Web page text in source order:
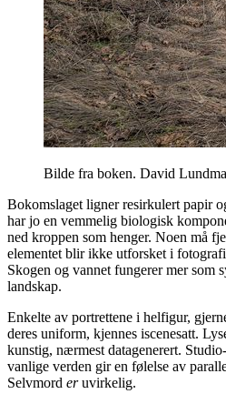
Bilde fra boken. David
Bokomslaget ligner resirkulert papir
har jo en vemmelig biologisk
ned kroppen som henger. Noen må
elementet blir ikke utforsket i
Skogen og vannet fungerer mer som
landskap.
Enkelte av portrettene i helfigur,
deres uniform, kjennes iscenesatt.
kunstig, nærmest datagenerert.
vanlige verden gir en følelse av
Selvmord eruvirkelig.